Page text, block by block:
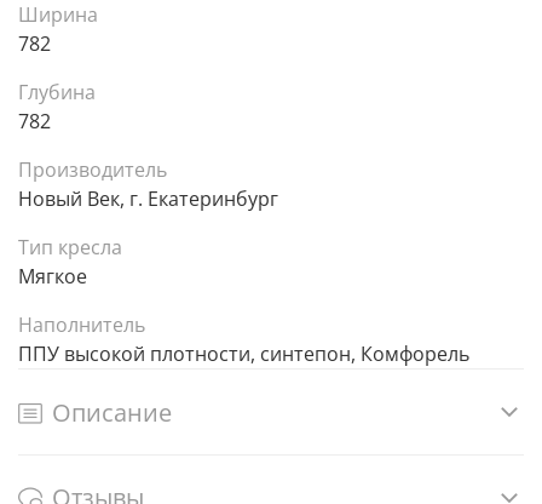
Ширина
782
Глубина
782
Производитель
Новый Век, г. Екатеринбург
Тип кресла
Мягкое
Наполнитель
ППУ высокой плотности, синтепон, Комфорель
Описание